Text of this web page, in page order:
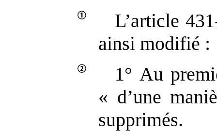
L’article
ainsi modifié :
1° Au
« d’une
supprimés.